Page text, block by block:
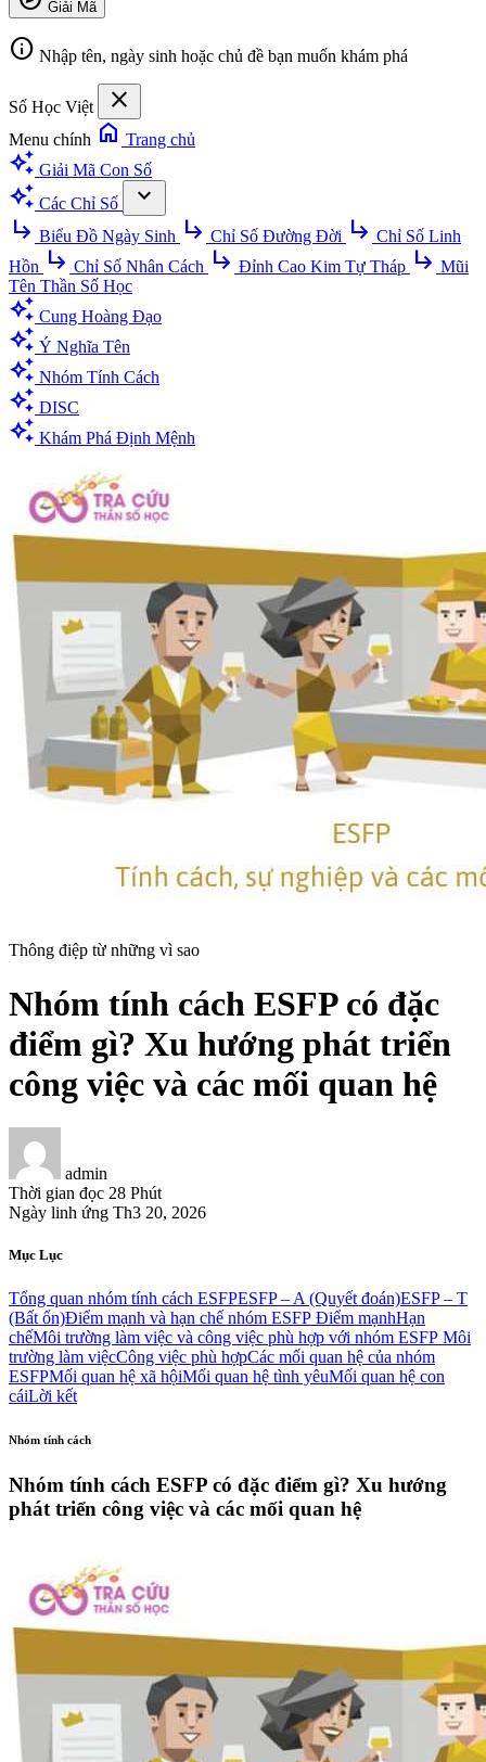
Giải Mã
info Nhập tên, ngày sinh hoặc chủ đề bạn muốn khám phá
Số Học Việt close
Menu chính home Trang chủ
auto_awesome Giải Mã Con Số
auto_awesome Các Chỉ Số
expand_more
subdirectory_arrow_right Biểu Đồ Ngày Sinh subdirectory_arrow_right Chỉ Số Đường Đời subdirectory_arrow_right Chỉ Số Linh
Hồn subdirectory_arrow_right Chỉ Số Nhân Cách subdirectory_arrow_right Đỉnh Cao Kim Tự Tháp subdirectory_arrow_right Mũi
Tên Thần Số Học
auto_awesome Cung Hoàng Đạo
auto_awesome Ý Nghĩa Tên
auto_awesome Nhóm Tính Cách
auto_awesome DISC
auto_awesome Khám Phá Định Mệnh
Thông điệp từ những vì sao
Nhóm tính cách ESFP có đặc
điểm gì? Xu hướng phát triển
công việc và các mối quan hệ
admin
Thời gian đọc 28 Phút
Ngày linh ứng Th3 20, 2026
Mục Lục
Tổng quan nhóm tính cách ESFPESFP – A (Quyết đoán)ESFP – T
(Bất ổn)Điểm mạnh và hạn chế nhóm ESFP Điểm mạnhHạn
chếMôi trường làm việc và công việc phù hợp với nhóm ESFP Môi
trường làm việcCông việc phù hợpCác mối quan hệ của nhóm
ESFPMối quan hệ xã hộiMối quan hệ tình yêuMối quan hệ con
cáiLời kết
Nhóm tính cách
Nhóm tính cách ESFP có đặc điểm gì? Xu hướng
phát triển công việc và các mối quan hệ